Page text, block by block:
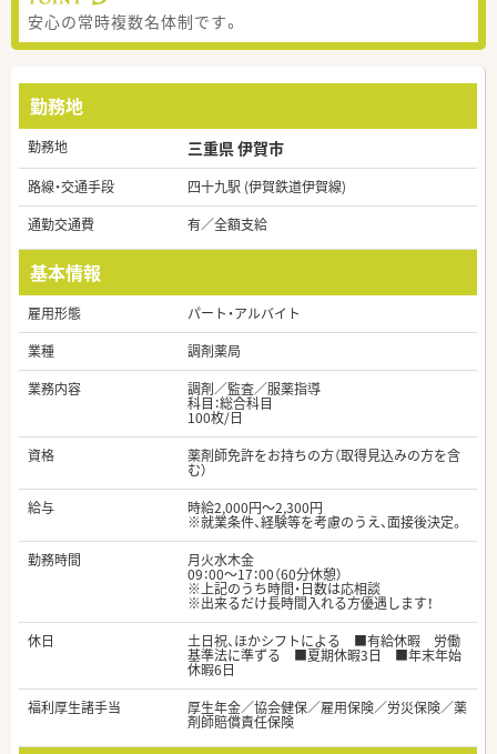
安心の常時複数名体制です。
勤務地
勤務地 三重県 伊賀市
路線・交通手段
四十九駅 (伊賀鉄道伊賀線)
通勤交通費
有／全額支給
基本情報
雇用形態
パート・アルバイト
業種
調剤薬局
業務内容
調剤／監査／服薬指導
科目：総合科目
100枚/日
資格
薬剤師免許をお持ちの方（取得見込みの方を含
む）
給与
時給2,000円～2,300円
※就業条件、経験等を考慮のうえ、面接後決定。
勤務時間
月火水木金
09：00～17：00（60分休憩）
※上記のうち時間・日数は応相談
※出来るだけ長時間入れる方優遇します！
休日
土日祝、ほかシフトによる ■有給休暇 労働
基準法に準ずる ■夏期休暇3日 ■年末年始
休暇6日
福利厚生諸手当
厚生年金／協会健保／雇用保険／労災保険／薬
剤師賠償責任保険